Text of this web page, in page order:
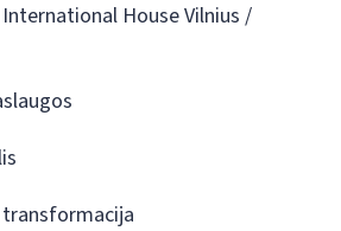
House Vilnius /